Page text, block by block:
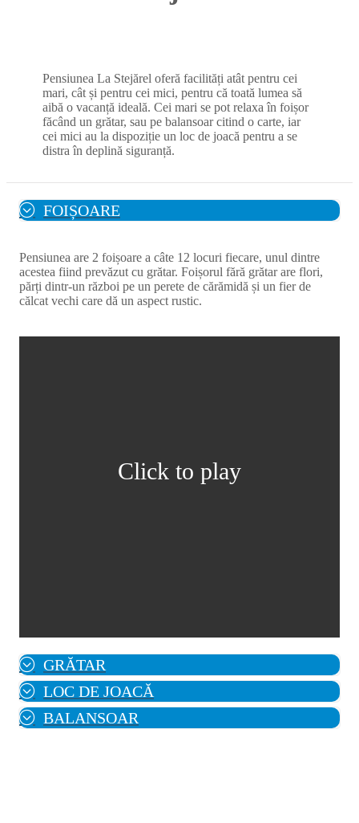
Pensiunea La Stejărel oferă facilități atât pentru cei
mari, cât și pentru cei mici, pentru că toată lumea să
aibă o vacanță ideală. Cei mari se pot relaxa în foișor
făcând un grătar, sau pe balansoar citind o carte, iar
cei mici au la dispoziție un loc de joacă pentru a se
distra în deplină siguranță.
FOIȘOARE
Pensiunea are 2 foișoare a câte 12 locuri fiecare, unul dintre
acestea fiind prevăzut cu grătar. Foișorul fără grătar are flori,
părți dintr-un război pe un perete de cărămidă și un fier de
călcat vechi care dă un aspect rustic.
Click to play
GRĂTAR
LOC DE JOACĂ
BALANSOAR